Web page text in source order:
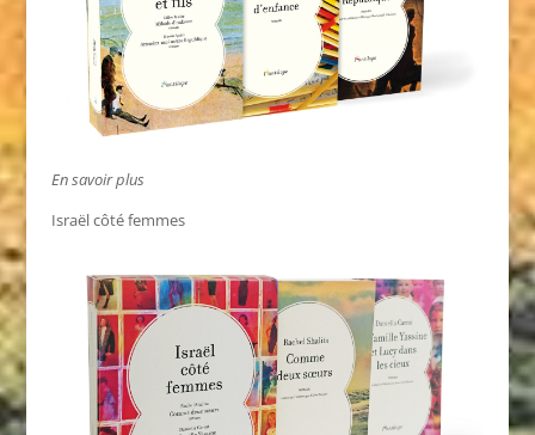
En savoir plus
Israël côté femmes